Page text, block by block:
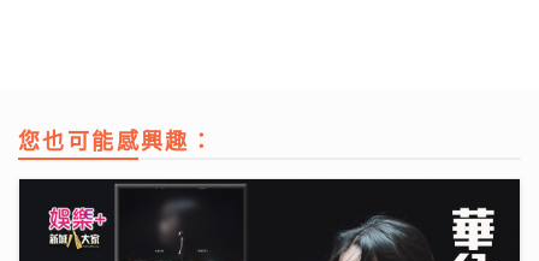
您也可能感興趣：